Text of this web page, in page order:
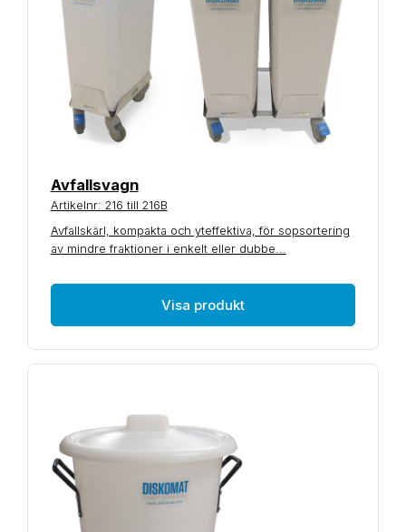
Avfallsvagn
Artikelnr: 216 till 216B
Avfallskärl, kompakta och yteffektiva, för sopsortering
av mindre fraktioner i enkelt eller dubbe...
Visa produkt